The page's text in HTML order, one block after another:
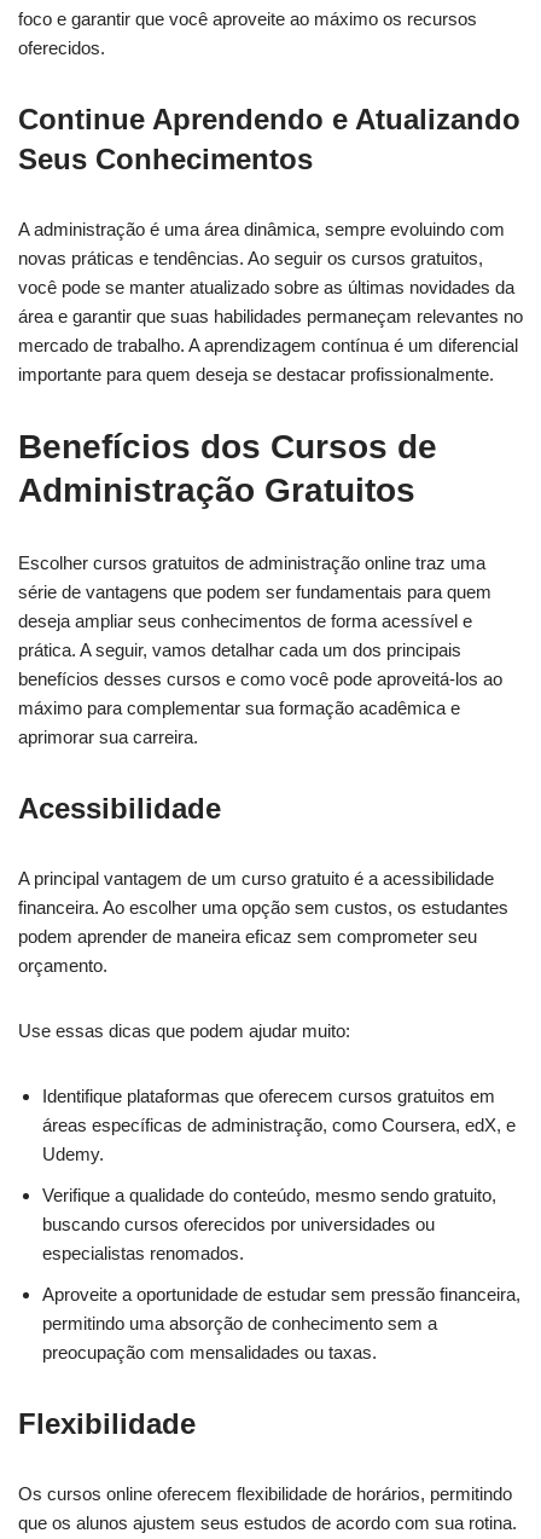
foco e garantir que você aproveite ao máximo os recursos
oferecidos.
Continue Aprendendo e Atualizando
Seus Conhecimentos
A administração é uma área dinâmica, sempre evoluindo com
novas práticas e tendências. Ao seguir os cursos gratuitos,
você pode se manter atualizado sobre as últimas novidades da
área e garantir que suas habilidades permaneçam relevantes no
mercado de trabalho. A aprendizagem contínua é um diferencial
importante para quem deseja se destacar profissionalmente.
Benefícios dos Cursos de
Administração Gratuitos
Escolher cursos gratuitos de administração online traz uma
série de vantagens que podem ser fundamentais para quem
deseja ampliar seus conhecimentos de forma acessível e
prática. A seguir, vamos detalhar cada um dos principais
benefícios desses cursos e como você pode aproveitá-los ao
máximo para complementar sua formação acadêmica e
aprimorar sua carreira.
Acessibilidade
A principal vantagem de um curso gratuito é a acessibilidade
financeira. Ao escolher uma opção sem custos, os estudantes
podem aprender de maneira eficaz sem comprometer seu
orçamento.
Use essas dicas que podem ajudar muito:
Identifique plataformas que oferecem cursos gratuitos em
áreas específicas de administração, como Coursera, edX, e
Udemy.
Verifique a qualidade do conteúdo, mesmo sendo gratuito,
buscando cursos oferecidos por universidades ou
especialistas renomados.
Aproveite a oportunidade de estudar sem pressão financeira,
permitindo uma absorção de conhecimento sem a
preocupação com mensalidades ou taxas.
Flexibilidade
Os cursos online oferecem flexibilidade de horários, permitindo
que os alunos ajustem seus estudos de acordo com sua rotina.